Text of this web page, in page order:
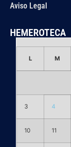
Aviso Legal
HEMEROTECA
L M
3 4
10 11